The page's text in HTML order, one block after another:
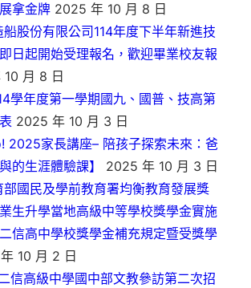
拿金牌 2025 年 10 月 8 日
股份有限公司114年度下半年新進技
日起開始受理報名，歡迎畢業校友報
月 8 日
學年度第一學期國九、國普、技高第
2025 年 10 月 3 日
2025家長講座– 陪孩子探索未來：爸
的生涯體驗課】
2025 年 10 月 3 日
部國民及學前教育署均衡教育發展獎
生升學當地高級中等學校獎學金實施
信高中學校獎學金補充規定暨受獎學
10 月 2 日
信高級中學國中部文教參訪第二次招